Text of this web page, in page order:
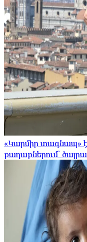
«Կարմիր տագնապ»
քաղաքներում՝